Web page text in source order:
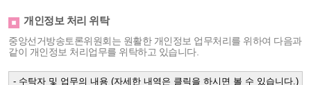
개인정보 처리 위탁
중앙선거방송토론위원회는 원활한 개인정보 업무처리를 위하여 다음과
같이 개인정보 처리업무를 위탁하고 있습니다.
- 수탁자 및 업무의 내용 (자세한 내역은 클릭을 하시면 볼 수 있습니다.)